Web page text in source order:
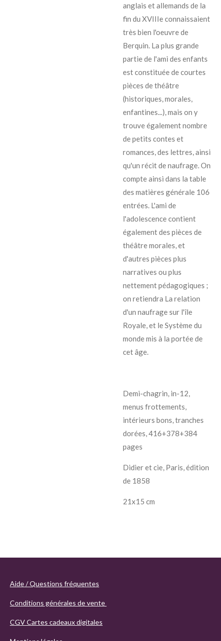
anglais et allemands de la
fin du XVIIIe connaissaient
très bien l'oeuvre de
Berquin. La plus grande
partie de l'ami des enfants
est constituée de courtes
pièces de théâtre
(historiques, morales,
enfantines...), mais on y
trouve également nombre
de petits contes et
romances, des lettres, ainsi
qu'un récit de naufrage. On
compte ainsi dans la table
des matières générale 106
entrées. L'ami de
l'adolescence contient
également des pièces de
théâtre morales, et
d'autres pièces plus
narratives ou plus
nettement pédagogiques ;
on retiendra La relation
d'un naufrage sur l'île
Royale, et le Système du
monde mis à la portée de
cet âge.
Demi-chagrin, in-12,
menus frottements,
intérieurs bons, tranches
dorées, 416+378+384
pages
Didier et cie, Paris, édition
de 1858
21x15 cm
Aide / Questions fréquentes
Conditions générales de vente
CGV Cartes cadeaux digitales